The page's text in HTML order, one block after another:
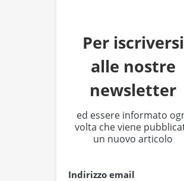
Per iscriversi
alle nostre
newsletter
ed essere informato
volta che viene
un nuovo articolo
Indirizzo email